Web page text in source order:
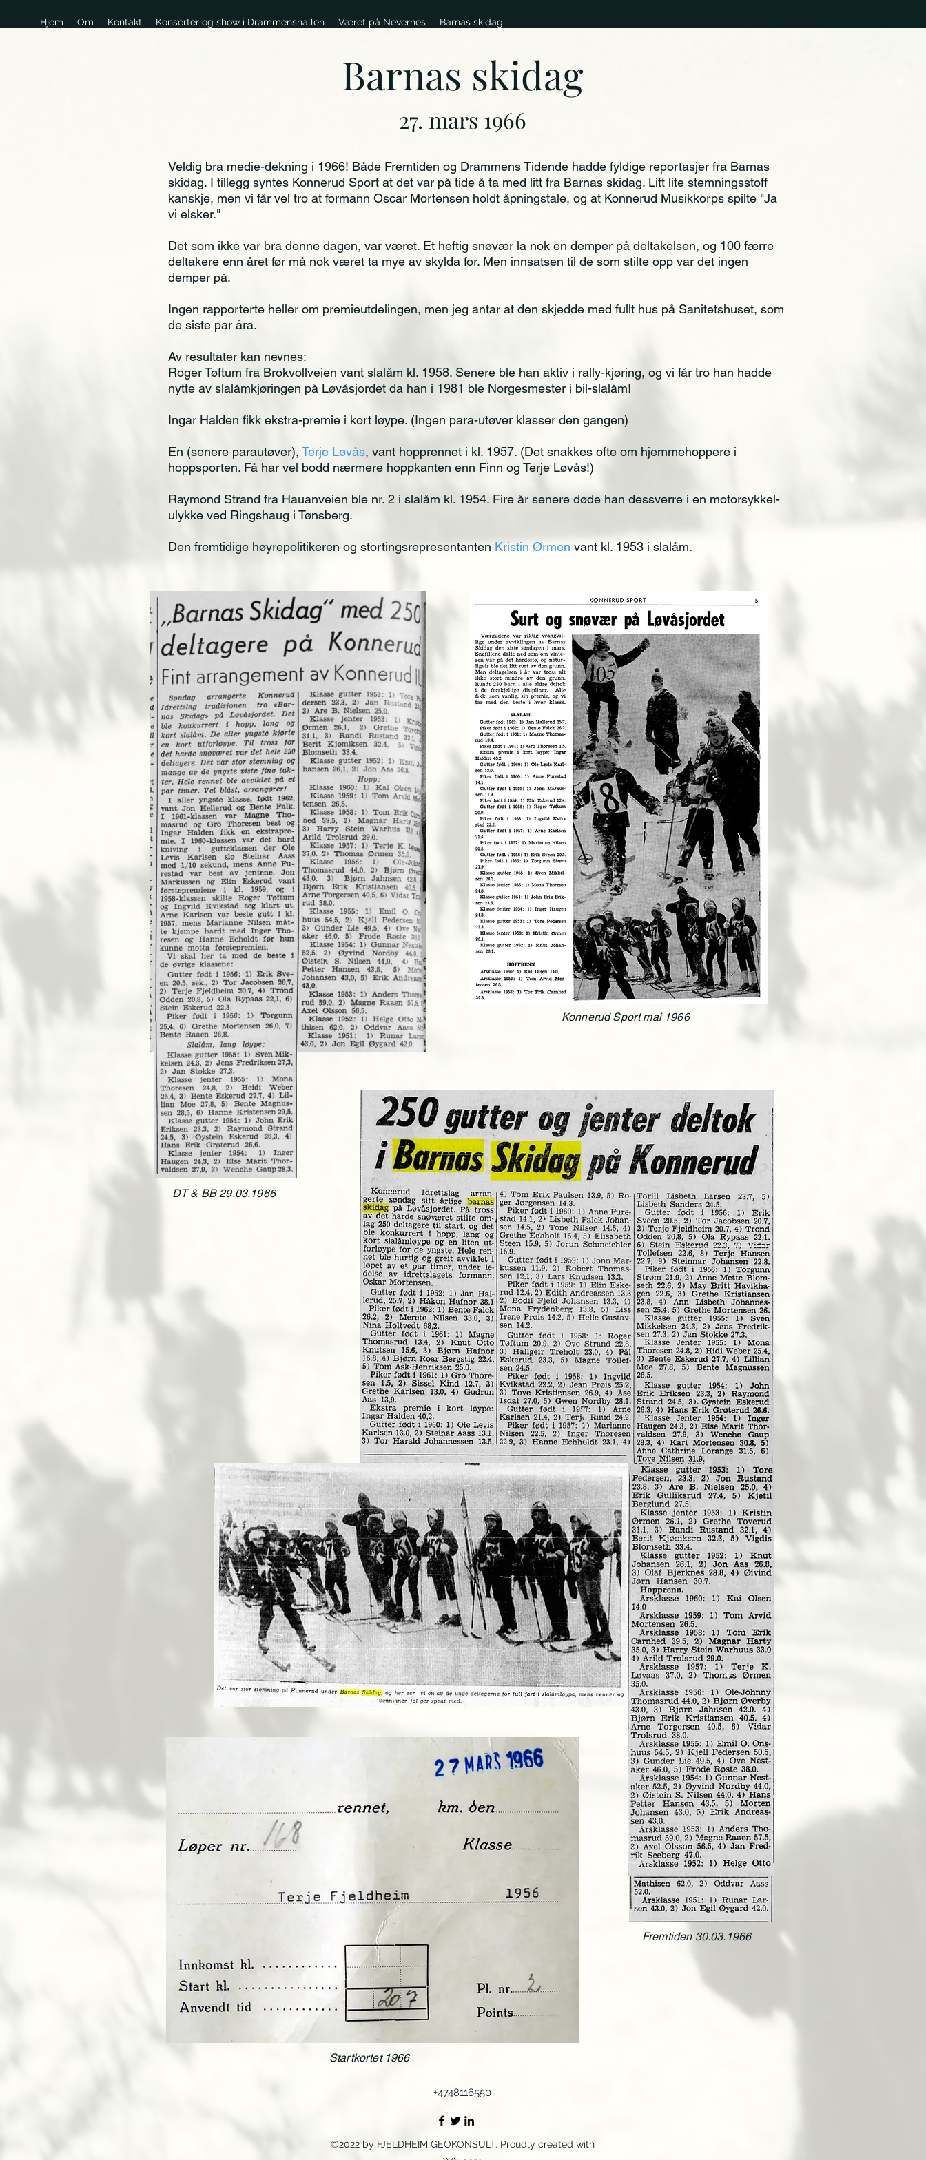
Hjem Om Kontakt Konserter og show i Drammenshallen Været på Nevernes Barnas skidag
Barnas skidag
27. mars 1966
Veldig bra medie-dekning i 1966! Både Fremtiden og Drammens Tidende hadde fyldige reportasjer fra Barnas
skidag. I tillegg syntes Konnerud Sport at det var på tide å ta med litt fra Barnas skidag. Litt lite stemningsstoff
kanskje, men vi får vel tro at formann Oscar Mortensen holdt åpningstale, og at Konnerud Musikkorps spilte "Ja
vi elsker."
Det som ikke var bra denne dagen, var været. Et heftig snøvær la nok en demper på deltakelsen, og 100 færre
deltakere enn året før må nok været ta mye av skylda for. Men innsatsen til de som stilte opp var det ingen
demper på.
Ingen rapporterte heller om premieutdelingen, men jeg antar at den skjedde med fullt hus på Sanitetshuset, som
de siste par åra.
Av resultater kan nevnes:
Roger Tøftum fra Brokvollveien vant slalåm kl. 1958. Senere ble han aktiv i rally-kjøring, og vi får tro han hadde
nytte av slalåmkjøringen på Løvåsjordet da han i 1981 ble Norgesmester i bil-slalåm!
Ingar Halden fikk ekstra-premie i kort løype. (Ingen para-utøver klasser den gangen)
En (senere parautøver), Terje Løvås, vant hopprennet i kl. 1957. (Det snakkes ofte om hjemmehoppere i
hoppsporten. Få har vel bodd nærmere hoppkanten enn Finn og Terje Løvås!)
Raymond Strand fra Hauanveien ble nr. 2 i slalåm kl. 1954. Fire år senere døde han dessverre i en motorsykkel-
ulykke ved Ringshaug i Tønsberg.
Den fremtidige høyrepolitikeren og stortingsrepresentanten Kristin Ørmen vant kl. 1953 i slalåm.
Konnerud Sport mai 1966
DT & BB 29.03.1966
Fremtiden 30.03.1966
Startkortet 1966
+4748116550
©2022 by FJELDHEIM GEOKONSULT. Proudly created with